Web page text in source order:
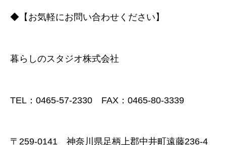
◆【お気軽にお問い合わせください】
暮らしのスタジオ株式会社
TEL：0465-57-2330 FAX：0465-80-3339
〒259-0141 神奈川県足柄上郡中井町遠藤236-4